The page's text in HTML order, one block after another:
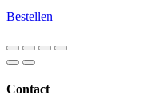
Bestellen
Contact